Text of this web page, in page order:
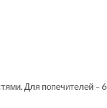
Для попечителей –